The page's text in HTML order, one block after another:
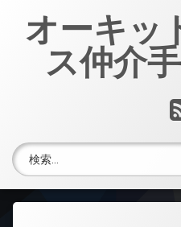
オーキッ
ス仲介